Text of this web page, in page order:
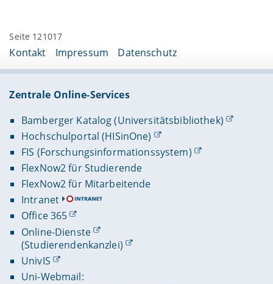
Seite 121017
Kontakt Impressum Datenschutz
Zentrale Online-Services
Bamberger Katalog (Universitätsbibliothek)
Hochschulportal (HISinOne)
FIS (Forschungsinformationssystem)
FlexNow2 für Studierende
FlexNow2 für Mitarbeitende
Intranet
Office 365
Online-Dienste
(Studierendenkanzlei)
UnivIS
Uni-Webmail: